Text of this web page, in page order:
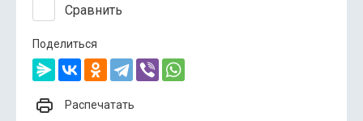
Сравнить
Поделиться
Распечатать